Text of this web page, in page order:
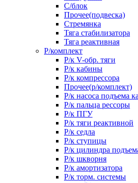
С/блок
Прочее(подвеска)
Стремянка
Тяга стабилизатора
Тяга реактивная
Р/комплект
Р/к V-обр. тяги
Р/к кабины
Р/к компрессора
Прочее(р/комплект)
Р/к насоса подъема
Р/к пальца рессоры
Р/к ПГУ
Р/к тяги реактивной
Р/к седла
Р/к ступицы
Р/к цилиндра
Р/к шкворня
Р/к амортизатора
Р/к торм. системы